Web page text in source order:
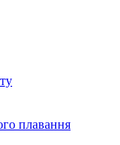
плавання